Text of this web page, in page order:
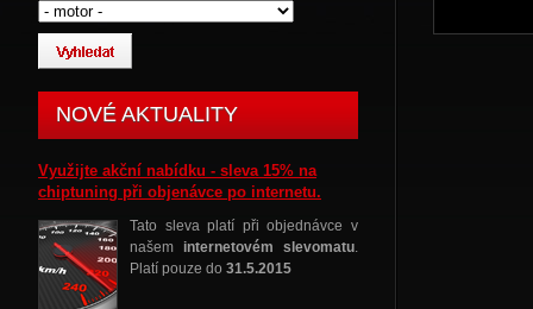
NOVÉ AKTUALITY
Využijte akční nabídku - sleva 15% na
chiptuning při objenávce po internetu.
Tato sleva platí při objednávce v
našem internetovém slevomatu.
Platí pouze do 31.5.2015